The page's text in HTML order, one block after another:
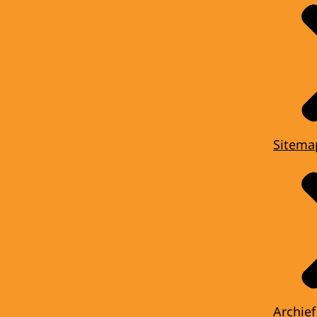
Archief